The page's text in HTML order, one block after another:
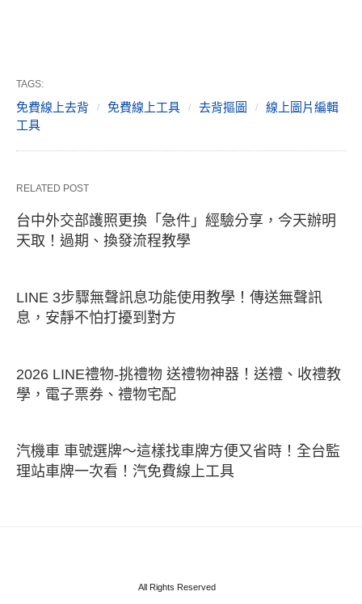
TAGS:
免費線上去背 免費線上工具 去背摳圖
線上圖片編輯
工具
RELATED POST
台中外交部護照更換「急件」經驗分享，今天辦明
天取！過期、換發流程教學
LINE 3步驟無聲訊息功能使用教學！傳送無聲訊
息，安靜不怕打擾到對方
2026 LINE禮物-挑禮物 送禮物神器！送禮、收禮教
學，電子票券、禮物宅配
汽機車 車號選牌～這樣找車牌方便又省時！全台監
理站車牌一次看！汽免費線上工具
All Rights Reserved